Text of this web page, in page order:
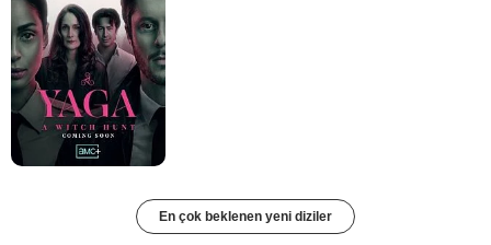
En çok beklenen yeni diziler